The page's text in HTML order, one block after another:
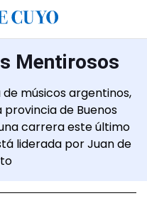
Mentirosos
músicos argentinos,
de Buenos
carrera este último
liderada por Juan de